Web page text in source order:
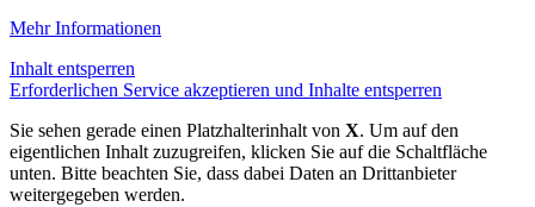
Mehr Informationen
Inhalt entsperren
Erforderlichen Service akzeptieren und Inhalte entsperren
Sie sehen gerade einen Platzhalterinhalt von X. Um auf den
eigentlichen Inhalt zuzugreifen, klicken Sie auf die Schaltfläche
unten. Bitte beachten Sie, dass dabei Daten an Drittanbieter
weitergegeben werden.